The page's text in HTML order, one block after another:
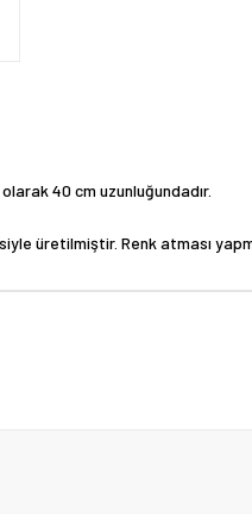
40 cm uzunluğundadır.
üretilmiştir. Renk atması